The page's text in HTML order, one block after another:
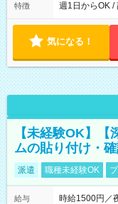
特徴 週1日からOK /
気になる！
【未経験OK】
ムの貼り付け・
派遣 職種未経験OK
給与 時給1500円／